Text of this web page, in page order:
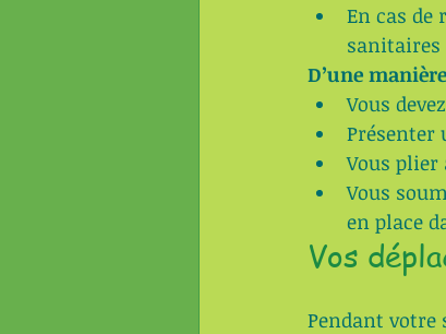
En cas
sanitaires
D’une
Vous
Présenter
Vous plier
Vous
en place
Vos
Pendant votre